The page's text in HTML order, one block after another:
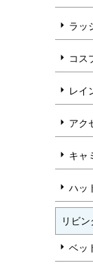
ラッ
コス
レイ
アク
キャ
ハッ
リビン
ベッ